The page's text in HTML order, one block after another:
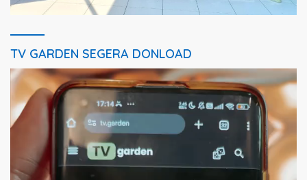
TV GARDEN SEGERA DONLOAD
Pemutar
Video